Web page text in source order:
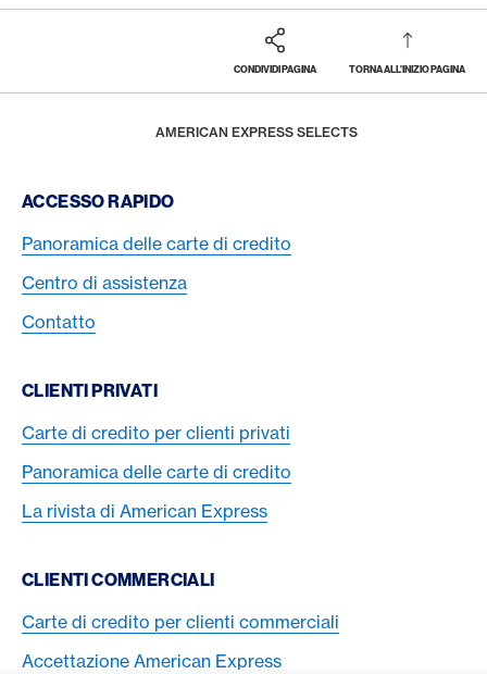
CONDIVIDI PAGINA TORNA ALL'INIZIO PAGINA
Footer
AMERICAN EXPRESS SELECTS
Footer Navigation
ACCESSO RAPIDO
Panoramica delle carte di credito
Centro di assistenza
Contatto
CLIENTI PRIVATI
Carte di credito per clienti privati
Panoramica delle carte di credito
La rivista di American Express
CLIENTI COMMERCIALI
Carte di credito per clienti commerciali
Accettazione American Express